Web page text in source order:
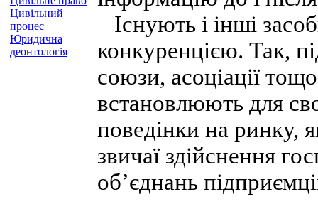
Цивільний
процес
Юридична
деонтологія
Існують і інші
конкуренцією. Так,
союзи, асоціації
встановлюють для
поведінки на ринку,
звичаї здійснення
об’єднань